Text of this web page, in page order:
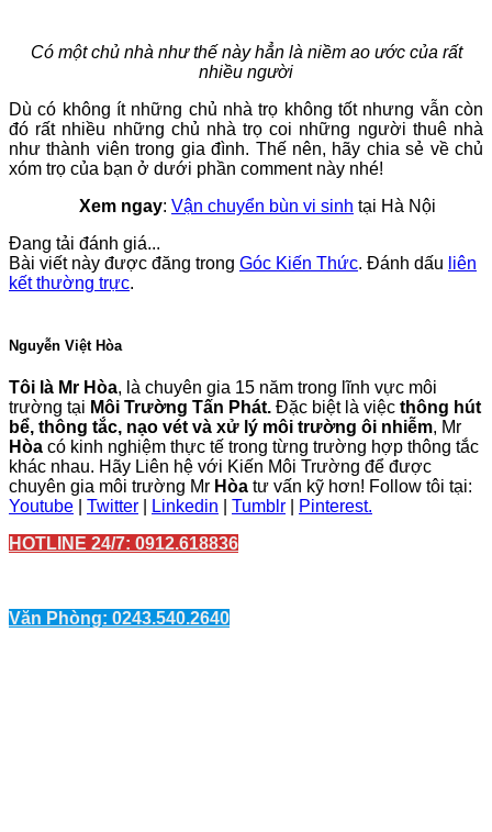
Có một chủ nhà như thế này hẳn là niềm ao ước của rất
nhiều người
Dù có không ít những chủ nhà trọ không tốt nhưng vẫn còn
đó rất nhiều những chủ nhà trọ coi những người thuê nhà
như thành viên trong gia đình. Thế nên, hãy chia sẻ về chủ
xóm trọ của bạn ở dưới phần comment này nhé!
Xem ngay: Vận chuyển bùn vi sinh tại Hà Nội
Đang tải đánh giá...
Bài viết này được đăng trong Góc Kiến Thức. Đánh dấu liên
kết thường trực.
Nguyễn Việt Hòa
Tôi là Mr Hòa, là chuyên gia 15 năm trong lĩnh vực môi
trường tại Môi Trường Tấn Phát. Đặc biệt là việc thông hút
bể, thông tắc, nạo vét và xử lý môi trường ôi nhiễm, Mr
Hòa có kinh nghiệm thực tế trong từng trường hợp thông tắc
khác nhau. Hãy Liên hệ với Kiến Môi Trường để được
chuyên gia môi trường Mr Hòa tư vấn kỹ hơn! Follow tôi tại:
Youtube
Twitter Linkedin Tumblr
Pinterest.
HOTLINE 24/7: 0912.618836
Văn Phòng: 0243.540.2640